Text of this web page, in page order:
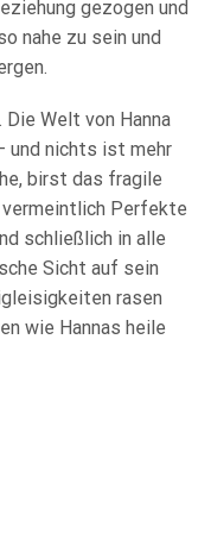
gezogen und
nahe zu sein und
Welt von Hanna
und nichts ist mehr
birst das fragile
vermeintlich Perfekte
schließlich in alle
Sicht auf sein
rasen
wie Hannas heile